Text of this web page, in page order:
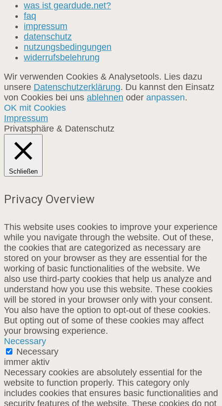
was ist geardude.net?
faq
impressum
datenschutz
nutzungsbedingungen
widerrufsbelehrung
Wir verwenden Cookies & Analysetools. Lies dazu
unsere Datenschutzerklärung. Du kannst den Einsatz
von Cookies bei uns ablehnen oder anpassen.
OK mit Cookies
Impressum
Privatsphäre & Datenschutz
Schließen
Privacy Overview
This website uses cookies to improve your experience
while you navigate through the website. Out of these,
the cookies that are categorized as necessary are
stored on your browser as they are essential for the
working of basic functionalities of the website. We
also use third-party cookies that help us analyze and
understand how you use this website. These cookies
will be stored in your browser only with your consent.
You also have the option to opt-out of these cookies.
But opting out of some of these cookies may affect
your browsing experience.
Necessary
Necessary
immer aktiv
Necessary cookies are absolutely essential for the
website to function properly. This category only
includes cookies that ensures basic functionalities and
security features of the website. These cookies do not